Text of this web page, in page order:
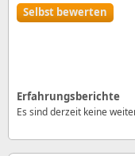
Selbst bewerten
Erfahrungsberichte
Es sind derzeit keine